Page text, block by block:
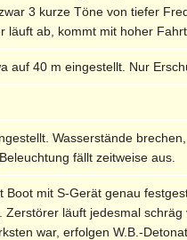
3 kurze Töne von tiefer
läuft ab, kommt mit hoher Fahrt
auf 40 m eingestellt. Nur
Wasserstände
fällt zeitweise aus.
mit S-Gerät genau
läuft jedesmal
war, erfolgen W.B.-